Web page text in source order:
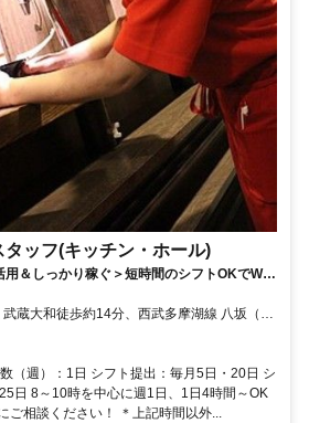
ッフ(キッチン・ホール)
用＆しっかり稼ぐ＞短時間のシフトOKでWワ
！
蔵大和徒歩約14分、西武多摩湖線 八坂（東
山口線 多摩湖南口徒歩約28分 「上北台駅」
米市方面へ車で7分
（週）：1日 シフト提出：毎月5日・20日 シ
日 8～10時を中心に週1日、1日4時間～OK
ご相談ください！ ＊上記時間以外...